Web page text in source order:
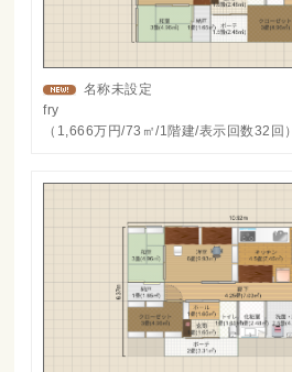
名称未設定
fry
（1,666万円/73㎡/1階建/表示回数32回）